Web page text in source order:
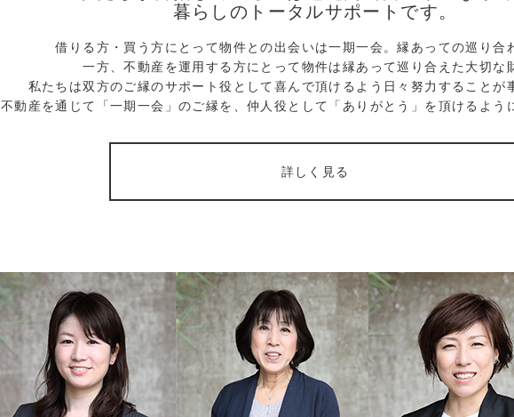
暮らしのトータルサポートです。
借りる方・買う方にとって物件との出会いは一期一会。縁あっての巡り合
一方、不動産を運用する方にとって物件は縁あって巡り合えた大切な
私たちは双方のご縁のサポート役として喜んで頂けるよう日々努力することが
不動産を通じて「一期一会」のご縁を、仲人役として「ありがとう」を頂けるよう
詳しく見る